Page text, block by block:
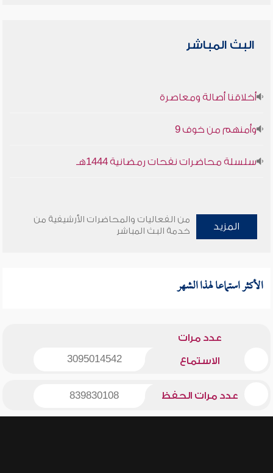
البث المباشر
أخلاقنا أصالة ومعاصرة
وأمنهم من خوف 9
سلسلة محاضرات نفحات رمضانية 1444هـ
المزيد
من الفعاليات والمحاضرات الأرشيفية من
خدمة البث المباشر
الأكثر استماعا لهذا الشهر
عدد مرات
الاستماع 3095014542
عدد مرات الحفظ 839830108